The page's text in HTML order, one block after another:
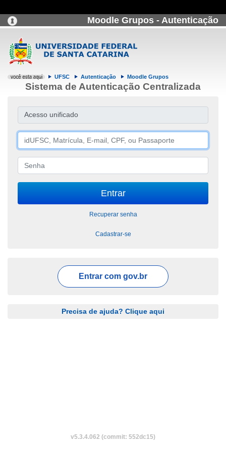
Moodle Grupos - Autenticação
UFSC Autenticação Moodle Grupos
Sistema de Autenticação Centralizada
Acesso unificado
Recuperar senha
Cadastrar-se
Entrar com gov.br
Precisa de ajuda? Clique aqui
v5.3.4.062 (commit: 552dc15)